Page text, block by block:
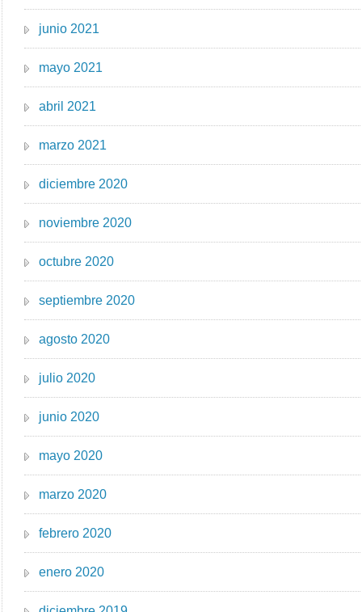
junio 2021
mayo 2021
abril 2021
marzo 2021
diciembre 2020
noviembre 2020
octubre 2020
septiembre 2020
agosto 2020
julio 2020
junio 2020
mayo 2020
marzo 2020
febrero 2020
enero 2020